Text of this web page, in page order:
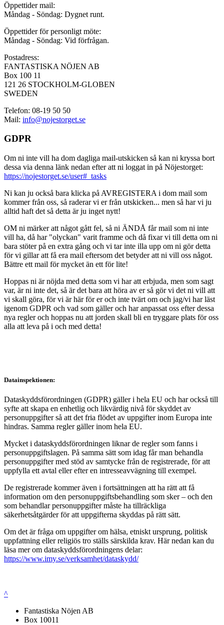
Öppettider mail:
Måndag - Söndag: Dygnet runt.
Öppettider för personligt möte:
Måndag - Söndag: Vid förfrågan.
Postadress:
FANTASTISKA NÖJEN AB
Box 100 11
121 26 STOCKHOLM-GLOBEN
SWEDEN
Telefon: 08-19 50 50
Mail: info@nojestorget.se
GDPR
Om ni inte vill ha dom dagliga mail-utskicken så kan ni kryssa bort
dessa via denna länk nedan efter att ni loggat in på Nöjestorget:
https://nojestorget.se/user#_tasks
Ni kan ju också bara klicka på AVREGISTERA i dom mail som
kommer från oss, så raderar vi er från utskicken... men så har vi ju
alltid haft det så detta är ju inget nytt!
OM ni märker att något gått fel, så ni ÄNDÅ får mail som ni inte
vill ha, då har "olyckan" varit framme och då fixar vi till detta om ni
bara stöter på en extra gång och vi tar inte illa upp om ni gör detta
för vi gillar att få era mail eftersom det betyder att ni vill oss något.
Bättre ett mail för mycket än ett för lite!
Hoppas ni är nöjda med detta som vi har att erbjuda, men som sagt
var, är ni inte det, så är det bara att höra av er så gör vi det ni vill att
vi skall göra, för vi är här för er och inte tvärt om och jag/vi har läst
igenom GDPR och vad som gäller och har anpassat oss efter dessa
nya regler och hoppas nu att jorden skall bli en tryggare plats för oss
alla att leva på i och med detta!
Datainspektionen:
Dataskyddsförordningen (GDPR) gäller i hela EU och har också till
syfte att skapa en enhetlig och likvärdig nivå för skyddet av
personuppgifter så att det fria flödet av uppgifter inom Europa inte
hindras. Samma regler gäller inom hela EU.
Mycket i dataskyddsförordningen liknar de regler som fanns i
personuppgiftslagen. På samma sätt som idag får man behandla
personuppgifter med stöd av samtycke från de registrerade, för att
uppfylla ett avtal eller efter en intresseavvägning till exempel.
De registrerade kommer även i fortsättningen att ha rätt att få
information om den personuppgiftsbehandling som sker – och den
som behandlar personuppgifter måste ha tillräckliga
säkerhetsåtgärder för att uppgifterna skyddas på rätt sätt.
Om det är fråga om uppgifter om hälsa, etniskt ursprung, politisk
uppfattning eller religiös tro ställs särskilda krav. Här nedan kan du
läsa mer om dataskyddsförordningens delar:
https://www.imy.se/verksamhet/dataskydd/
^
Fantastiska Nöjen AB
Box 10011